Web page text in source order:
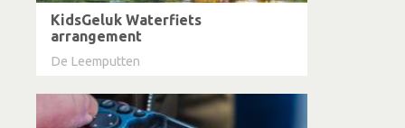
KidsGeluk Waterfiets
arrangement
De Leemputten